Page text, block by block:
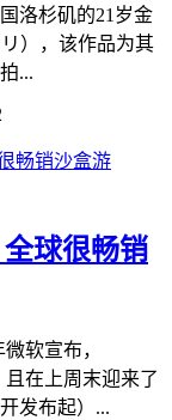
洛杉矶的21岁金
），该作品为其
...
球很畅销
软宣布，
在上周末迎来了
发布起）...